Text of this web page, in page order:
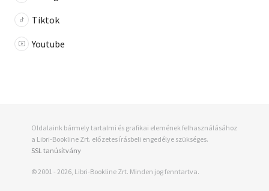
Tiktok
Youtube
Oldalaink bármely tartalmi és grafikai elemének felhasználásához
a Libri-Bookline Zrt. előzetes írásbeli engedélye szükséges.
SSL tanúsítvány
© 2001 - 2026, Libri-Bookline Zrt. Minden jog fenntartva.